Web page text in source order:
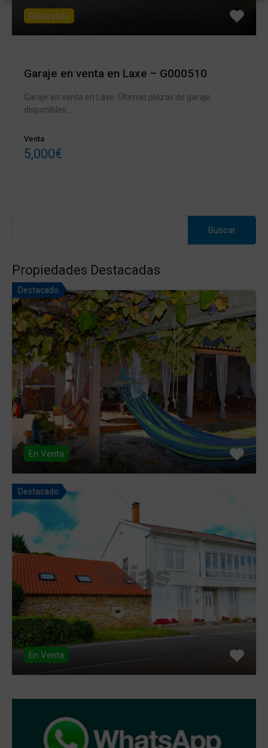
Reservado
Garaje en venta en Laxe – G000510
Garaje en venta en Laxe. Últimas plazas de garaje
disponibles…
Venta
5,000€
Propiedades Destacadas
Destacado
En Venta
Destacado
En Venta